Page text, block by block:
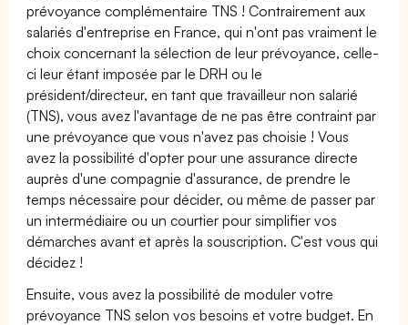
prévoyance complémentaire TNS ! Contrairement aux
salariés d'entreprise en France, qui n'ont pas vraiment le
choix concernant la sélection de leur prévoyance, celle-
ci leur étant imposée par le DRH ou le
président/directeur, en tant que travailleur non salarié
(TNS), vous avez l'avantage de ne pas être contraint par
une prévoyance que vous n'avez pas choisie ! Vous
avez la possibilité d'opter pour une assurance directe
auprès d'une compagnie d'assurance, de prendre le
temps nécessaire pour décider, ou même de passer par
un intermédiaire ou un courtier pour simplifier vos
démarches avant et après la souscription. C'est vous qui
décidez !
Ensuite, vous avez la possibilité de moduler votre
prévoyance TNS selon vos besoins et votre budget. En